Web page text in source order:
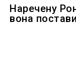
Наречену
вона